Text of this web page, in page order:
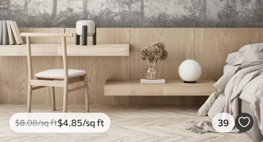
$8.08/sq ft$4.85/sq ft 39